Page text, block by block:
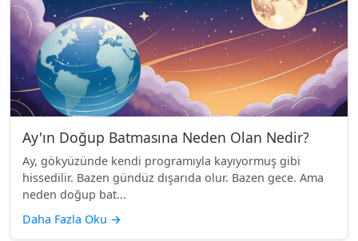
Ay'ın Doğup Batmasına Neden Olan Nedir?
Ay, gökyüzünde kendi programıyla kayıyormuş gibi
hissedilir. Bazen gündüz dışarıda olur. Bazen gece. Ama
neden doğup bat...
Daha Fazla Oku →